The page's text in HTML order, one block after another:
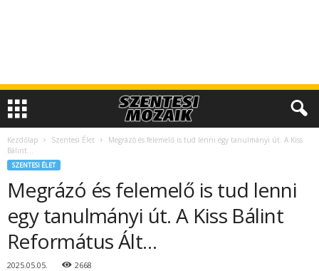
Kezdőlap Szentesi Élet
Megrázó és felemelő is tud lenni egy tanulmányi út. A Kiss
Bálint...
SZENTESI ÉLET
Megrázó és felemelő is tud lenni
egy tanulmányi út. A Kiss Bálint
Református Ált…
2025.05.05. 2668